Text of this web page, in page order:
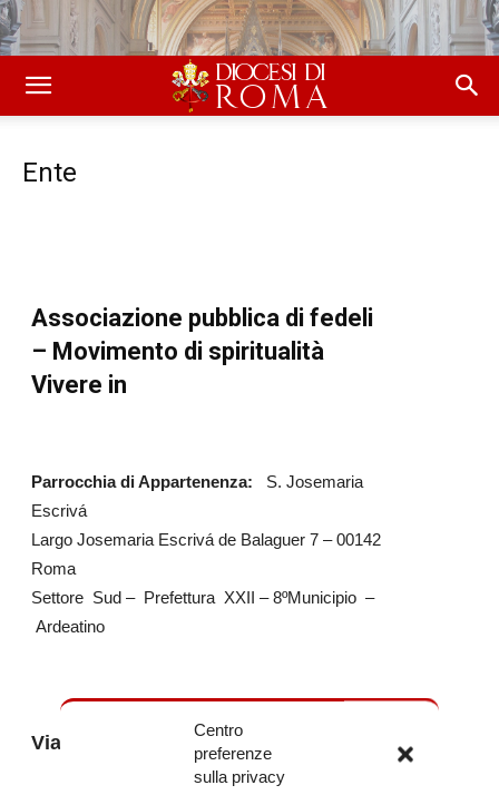
Centro
preferenze
sulla privacy
Ente
Associazione pubblica di fedeli
– Movimento di spiritualità
Vivere in
Parrocchia di Appartenenza: S. Josemaria
Escrivá
Largo Josemaria Escrivá de Balaguer 7 – 00142
Roma
Settore Sud – Prefettura XXII – 8ºMunicipio –
Ardeatino
Via Andrea Solario 91 – 00142 Roma